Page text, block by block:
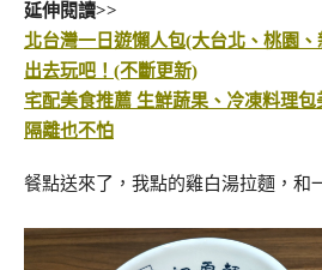
延伸閱讀>>
北台灣一日遊懶人包(大台北、桃園
出去玩吧！(不斷更新)
宅配美食推薦 生鮮蔬果、冷凍料理
隔離也不怕
餐點送來了，我點的雞白湯拉麵，和